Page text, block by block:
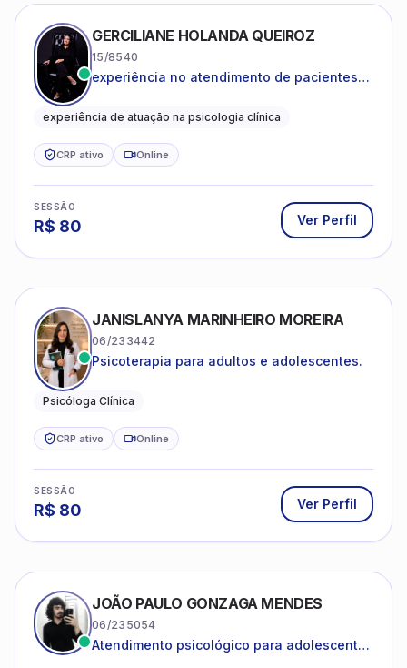
GERCILIANE HOLANDA QUEIROZ
15/8540
experiência no atendimento de pacientes
catastróficos e comportamentos
experiência de atuação na psicologia clínica
CRP ativo Online
SESSÃO
R$ 80 Ver Perfil
JANISLANYA MARINHEIRO MOREIRA
06/233442
Psicoterapia para adultos e adolescentes.
Psicóloga Clínica
CRP ativo Online
SESSÃO
R$ 80 Ver Perfil
JOÃO PAULO GONZAGA MENDES
06/235054
Atendimento psicológico para adolescentes